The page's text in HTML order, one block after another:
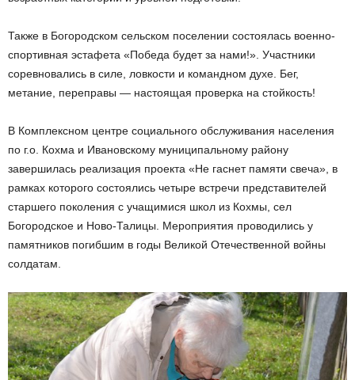
Также в Богородском сельском поселении состоялась военно-
спортивная эстафета «Победа будет за нами!». Участники
соревновались в силе, ловкости и командном духе. Бег,
метание, переправы — настоящая проверка на стойкость!
В Комплексном центре социального обслуживания населения
по г.о. Кохма и Ивановскому муниципальному району
завершилась реализация проекта «Не гаснет памяти свеча», в
рамках которого состоялись четыре встречи представителей
старшего поколения с учащимися школ из Кохмы, сел
Богородское и Ново-Талицы. Мероприятия проводились у
памятников погибшим в годы Великой Отечественной войны
солдатам.